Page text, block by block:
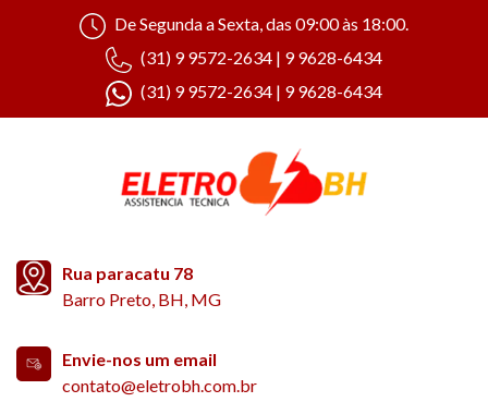
De Segunda a Sexta, das 09:00 às 18:00.
(31) 9 9572-2634 | 9 9628-6434
(31) 9 9572-2634 | 9 9628-6434
Rua paracatu 78
Barro Preto, BH, MG
Envie-nos um email
contato@eletrobh.com.br